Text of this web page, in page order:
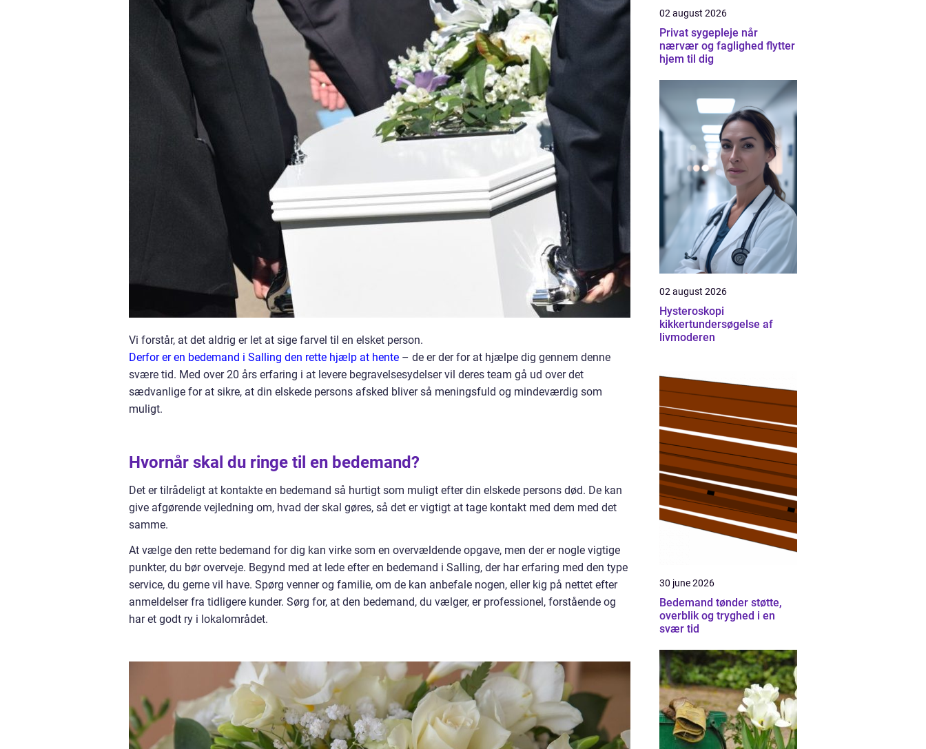
Vi forstår, at det aldrig er let at sige farvel til en elsket person.
Derfor er en bedemand i Salling den rette hjælp at hente – de er der for at hjælpe dig gennem denne
svære tid. Med over 20 års erfaring i at levere begravelsesydelser vil deres team gå ud over det
sædvanlige for at sikre, at din elskede persons afsked bliver så meningsfuld og mindeværdig som
muligt.
Hvornår skal du ringe til en bedemand?
Det er tilrådeligt at kontakte en bedemand så hurtigt som muligt efter din elskede persons død. De kan
give afgørende vejledning om, hvad der skal gøres, så det er vigtigt at tage kontakt med dem med det
samme.
At vælge den rette bedemand for dig kan virke som en overvældende opgave, men der er nogle vigtige
punkter, du bør overveje. Begynd med at lede efter en bedemand i Salling, der har erfaring med den type
service, du gerne vil have. Spørg venner og familie, om de kan anbefale nogen, eller kig på nettet efter
anmeldelser fra tidligere kunder. Sørg for, at den bedemand, du vælger, er professionel, forstående og
har et godt ry i lokalområdet.
02 august 2026
Privat sygepleje når
nærvær og faglighed flytter
hjem til dig
02 august 2026
Hysteroskopi
kikkertundersøgelse af
livmoderen
30 june 2026
Bedemand tønder støtte,
overblik og tryghed i en
svær tid